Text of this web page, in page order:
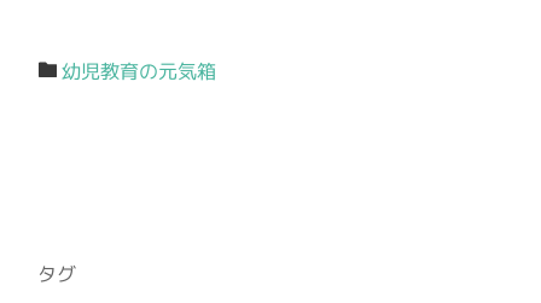
幼児教育の元気箱
タグ